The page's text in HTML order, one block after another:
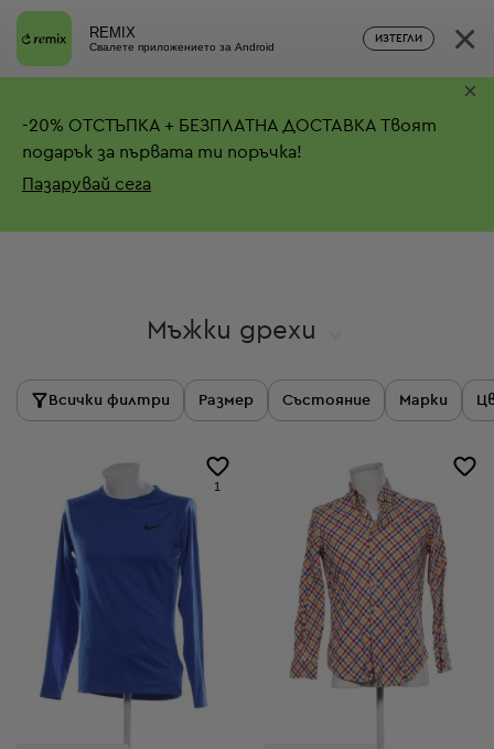
REMIX
Свалете приложението за Android
ИЗТЕГЛИ ×
-20% ОТСТЪПКА + БЕЗПЛАТНА ДОСТАВКА Твоят
подарък за първата ти поръчка!
Пазарувай сега
×
Мъжки дрехи
Всички филтри Размер Състояние Марки
1